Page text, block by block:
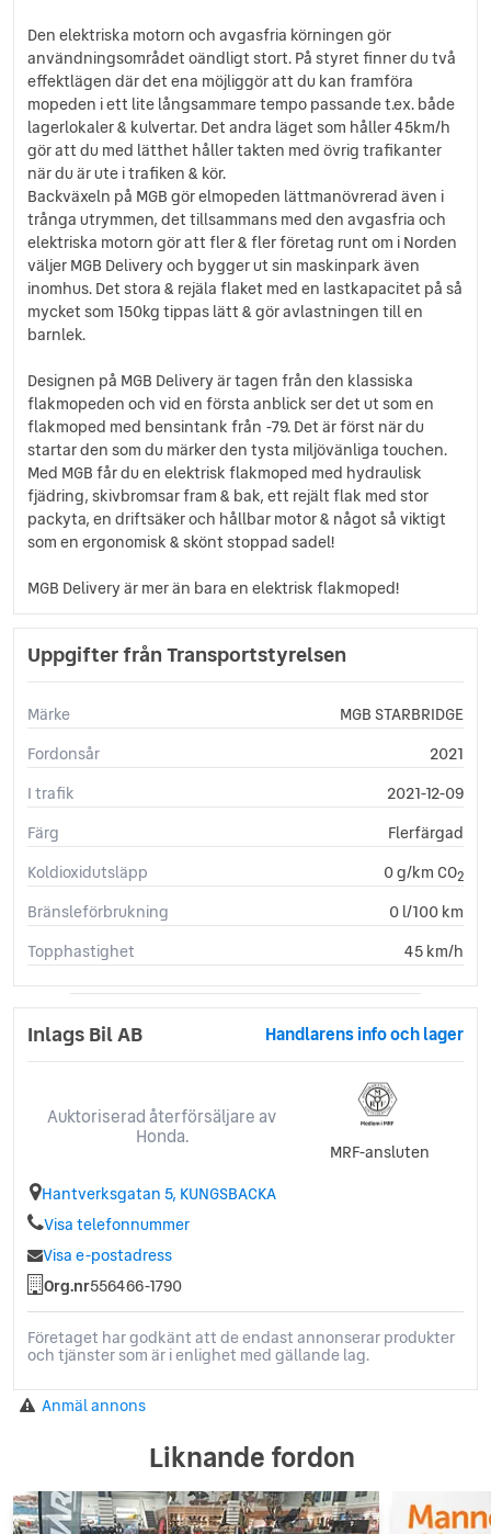
Den elektriska motorn och avgasfria körningen gör
användningsområdet oändligt stort. På styret finner du två
effektlägen där det ena möjliggör att du kan framföra
mopeden i ett lite långsammare tempo passande t.ex. både
lagerlokaler & kulvertar. Det andra läget som håller 45km/h
gör att du med lätthet håller takten med övrig trafikanter
när du är ute i trafiken & kör.
Backväxeln på MGB gör elmopeden lättmanövrerad även i
trånga utrymmen, det tillsammans med den avgasfria och
elektriska motorn gör att fler & fler företag runt om i Norden
väljer MGB Delivery och bygger ut sin maskinpark även
inomhus. Det stora & rejäla flaket med en lastkapacitet på så
mycket som 150kg tippas lätt & gör avlastningen till en
barnlek.
Designen på MGB Delivery är tagen från den klassiska
flakmopeden och vid en första anblick ser det ut som en
flakmoped med bensintank från -79. Det är först när du
startar den som du märker den tysta miljövänliga touchen.
Med MGB får du en elektrisk flakmoped med hydraulisk
fjädring, skivbromsar fram & bak, ett rejält flak med stor
packyta, en driftsäker och hållbar motor & något så viktigt
som en ergonomisk & skönt stoppad sadel!
MGB Delivery är mer än bara en elektrisk flakmoped!
Uppgifter från Transportstyrelsen
Märke
MGB STARBRIDGE
Fordonsår
2021
I trafik
2021-12-09
Färg
Flerfärgad
Koldioxidutsläpp
0 g/km CO2
Bränsleförbrukning
0 l/100 km
Topphastighet
45 km/h
Inlags Bil AB Handlarens info och lager
Auktoriserad återförsäljare av
Honda.
MRF-ansluten
Hantverksgatan 5, KUNGSBACKA
Visa telefonnummer
Visa e-postadress
Org.nr556466-1790
Företaget har godkänt att de endast annonserar produkter
och tjänster som är i enlighet med gällande lag.
Anmäl annons
Liknande fordon